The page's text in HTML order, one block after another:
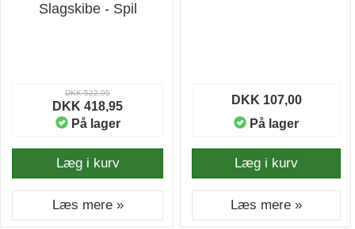
Slagskibe - Spil
DKK 522,95
DKK 418,95
På lager
Læg i kurv
Læs mere »
DKK 107,00
På lager
Læg i kurv
Læs mere »